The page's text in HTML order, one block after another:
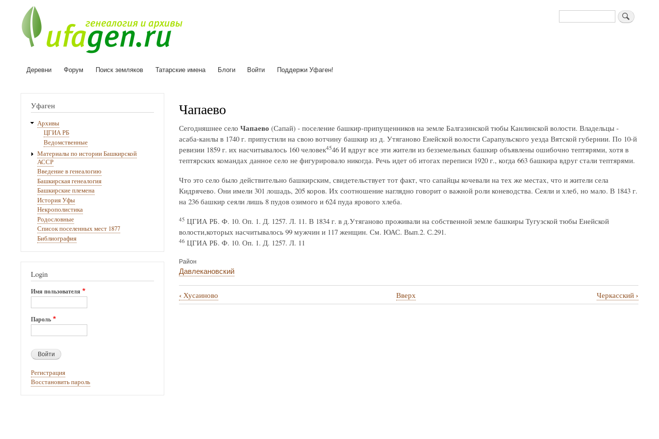
Поиск
Основная
Деревни Форум Поиск земляков Татарские имена Блоги Войти Поддержи Уфаген!
Чапаево
Сегодняшнее село Чапаево (Сапай) - поселение башкир-припущенников на земле Балгазинской тюбы Канлинской волости. Владельцы -
асаба-канлы в 1740 г. припустили на свою вотчину башкир из д. Утяганово Енейской волости Сарапульского уезда Вятской губернии. По 10-й
ревизии 1859 г. их насчитывалось 160 человек4546 И вдруг все эти жители из безземельных башкир объявлены ошибочно тептярями, хотя в
тептярских командах данное село не фигурировало никогда. Речь идет об итогах переписи 1920 г., когда 663 башкира вдруг стали тептярями.
Что это село было действительно башкирским, свидетельствует тот факт, что сапайцы кочевали на тех же местах, что и жители села
Кидрячево. Они имели 301 лошадь, 205 коров. Их соотношение наглядно говорит о важной роли коневодства. Сеяли и хлеб, но мало. В 1843 г.
на 236 башкир сеяли лишь 8 пудов озимого и 624 пуда ярового хлеба.
45 ЦГИА РБ. Ф. 10. Оп. 1. Д. 1257. Л. 11. В 1834 г. в д.Утяганово проживали на собственной земле башкиры Тугузской тюбы Енейской
волости,которых насчитывалось 99 мужчин и 117 женщин. См. ЮАС. Вып.2. С.291.
46ЦГИА РБ. Ф. 10. Оп. 1. Д. 1257. Л. 11
Район
Давлекановский
Перекрёстные
‹Хусаиново Вверх Черкасский ›
Уфаген
Архивы
ЦГИА РБ
Ведомственные
Материалы по истории Башкирской
АССР
Введение в генеалогию
Башкирская генеалогия
Башкирские племена
История Уфы
Некрополистика
Родословные
Список поселенных мест 1877
Библиография
Login
Имя пользователя
Пароль
Регистрация
Восстановить пароль